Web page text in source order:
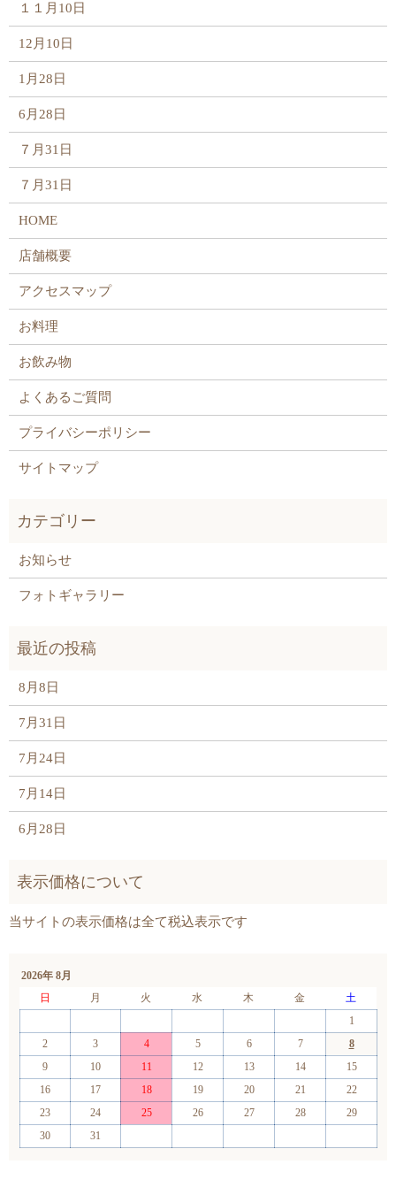
１１月10日
12月10日
1月28日
6月28日
７月31日
７月31日
HOME
店舗概要
アクセスマップ
お料理
お飲み物
よくあるご質問
プライバシーポリシー
サイトマップ
お知らせ
フォトギャラリー
8月8日
7月31日
7月24日
7月14日
6月28日
2026年 8月
日
月 火 水 木 金
土
1
2
3 4 5 6 7
8
9
10 11 12 13 14
15
16
17 18 19 20 21
22
23
24 25 26 27 28
29
30
31